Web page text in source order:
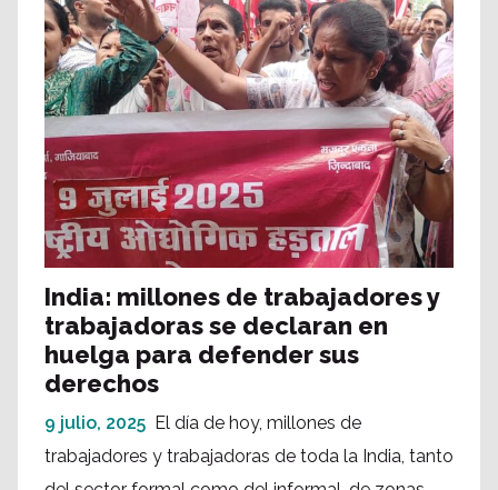
India: millones de trabajadores y
trabajadoras se declaran en
huelga para defender sus
derechos
9 julio, 2025 El día de hoy, millones de
trabajadores y trabajadoras de toda la India, tanto